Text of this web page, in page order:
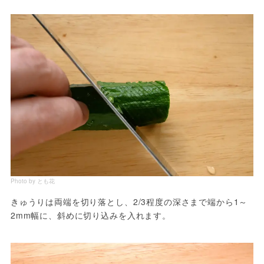
Photo by とも花
きゅうりは両端を切り落とし、2/3程度の深さまで端から1～
2mm幅に、斜めに切り込みを入れます。